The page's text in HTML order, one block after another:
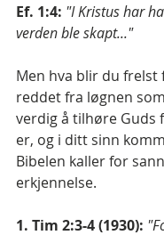
Ef. 1:4: "I Kristus har
verden ble skapt..."
Men hva blir du frelst
reddet fra løgnen
verdig å tilhøre Guds
er, og i ditt sinn
Bibelen kaller for
erkjennelse.
1. Tim 2:3-4 (1930):